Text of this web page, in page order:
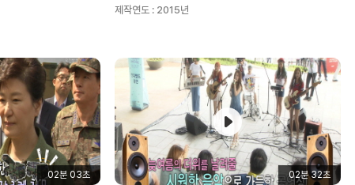
제작연도 : 2015년
02분 03초 02분 32초